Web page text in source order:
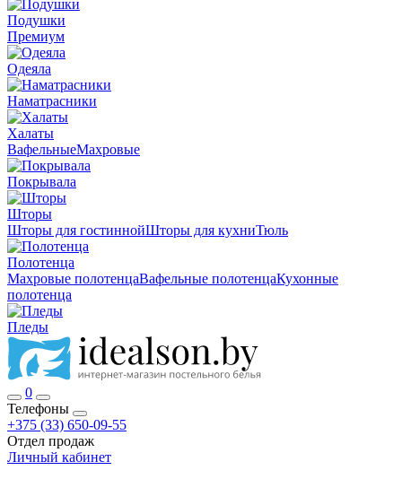
Подушки
Премиум
Одеяла
Наматрасники
Халаты
ВафельныеМахровые
Покрывала
Шторы
Шторы для гостиннойШторы для кухниТюль
Полотенца
Махровые полотенцаВафельные полотенцаКухонные
полотенца
Пледы
0
Телефоны
+375 (33) 650-09-55
Отдел продаж
Личный кабинет